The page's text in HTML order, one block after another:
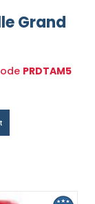
Grand
PRDTAM5